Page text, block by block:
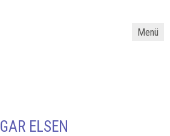
Menü
ELSEN